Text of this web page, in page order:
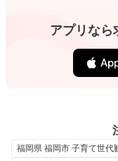
アプリなら
福岡県 福岡市 子育て世代